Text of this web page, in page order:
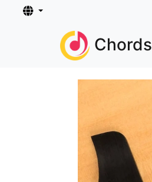
Chords